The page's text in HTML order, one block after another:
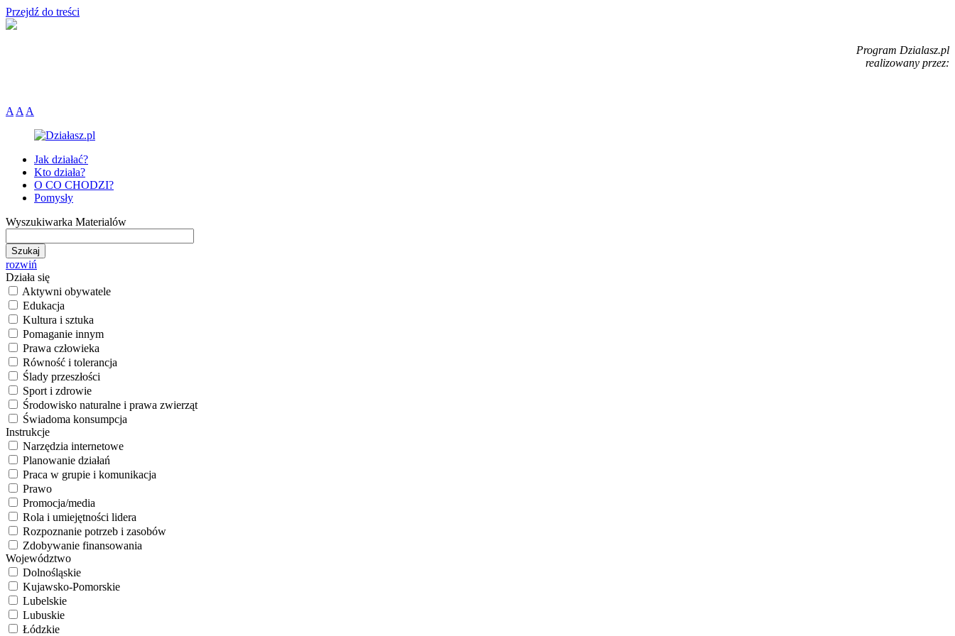
Przejdź do treści
Program Dzialasz.pl
realizowany przez:
A A A
Jak działać?
Kto działa?
O CO CHODZI?
Pomysły
Wyszukiwarka Materialów
rozwiń
Działa się
Aktywni obywatele
Edukacja
Kultura i sztuka
Pomaganie innym
Prawa człowieka
Równość i tolerancja
Ślady przeszłości
Sport i zdrowie
Środowisko naturalne i prawa zwierząt
Świadoma konsumpcja
Instrukcje
Narzędzia internetowe
Planowanie działań
Praca w grupie i komunikacja
Prawo
Promocja/media
Rola i umiejętności lidera
Rozpoznanie potrzeb i zasobów
Zdobywanie finansowania
Województwo
Dolnośląskie
Kujawsko-Pomorskie
Lubelskie
Lubuskie
Łódzkie